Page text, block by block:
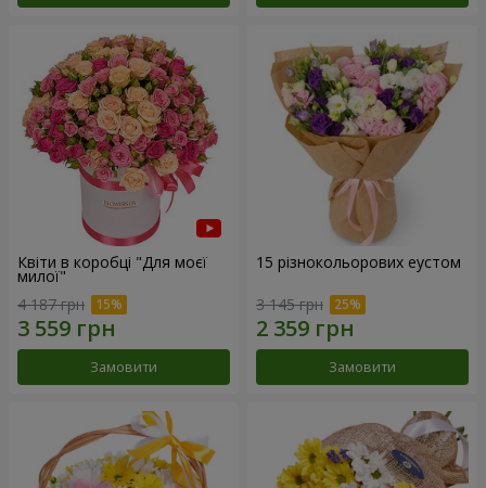
Квіти в коробці "Для моєї
милої"
4 187 грн
Замовити
15 різнокольорових еустом
3 145 грн
Замовити